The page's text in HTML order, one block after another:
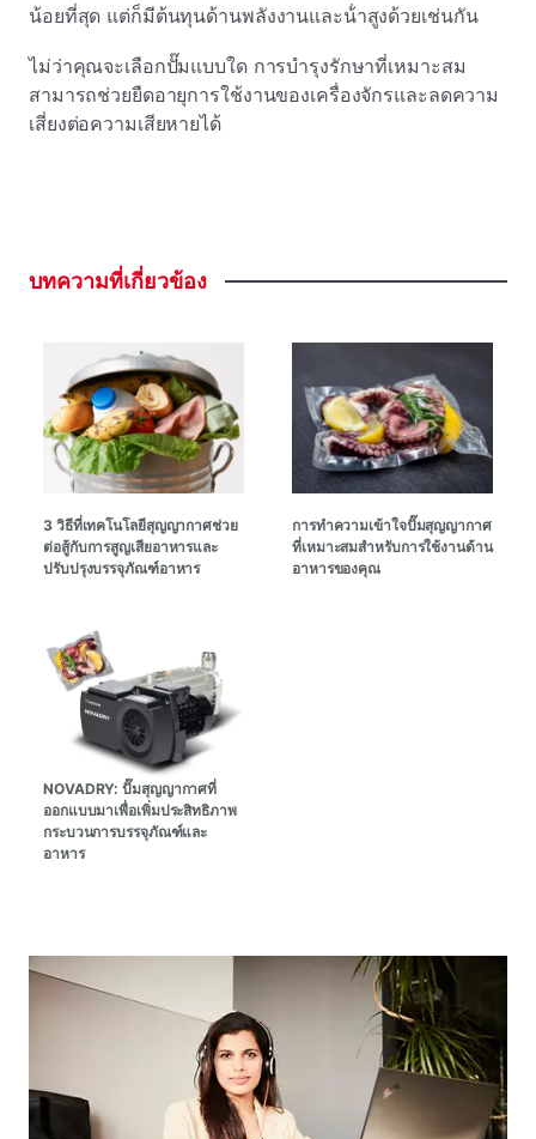
น้อยที่สุด แต่ก็มีต้นทุนด้านพลังงานและน้ําสูงด้วยเช่นกัน
ไม่ว่าคุณจะเลือกปั๊มแบบใด การบํารุงรักษาที่เหมาะสม
สามารถช่วยยืดอายุการใช้งานของเครื่องจักรและลดความ
เสี่ยงต่อความเสียหายได้
บทความที่เกี่ยวข้อง
3 วิธีที่เทคโนโลยีสุญญากาศช่วย
ต่อสู้กับการสูญเสียอาหารและ
ปรับปรุงบรรจุภัณฑ์อาหาร
การทําความเข้าใจปั๊มสุญญากาศ
ที่เหมาะสมสําหรับการใช้งานด้าน
อาหารของคุณ
NOVADRY: ปั๊มสุญญากาศที่
ออกแบบมาเพื่อเพิ่มประสิทธิภาพ
กระบวนการบรรจุภัณฑ์และ
อาหาร